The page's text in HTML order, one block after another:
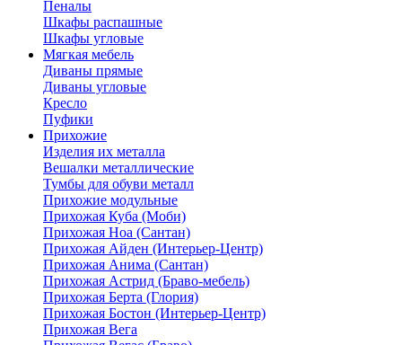
Пеналы
Шкафы распашные
Шкафы угловые
Мягкая мебель
Диваны прямые
Диваны угловые
Кресло
Пуфики
Прихожие
Изделия их металла
Вешалки металлические
Тумбы для обуви металл
Прихожие модульные
Прихожая Куба (Моби)
Прихожая Ноа (Сантан)
Прихожая Айден (Интерьер-Центр)
Прихожая Анима (Сантан)
Прихожая Астрид (Браво-мебель)
Прихожая Берта (Глория)
Прихожая Бостон (Интерьер-Центр)
Прихожая Вега